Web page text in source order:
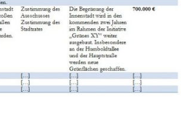
In
Lightbox
öffnen